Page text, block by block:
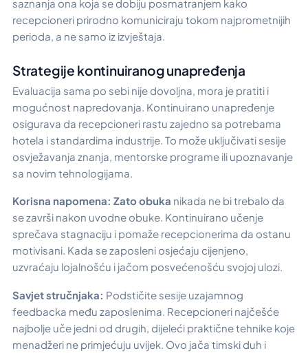
saznanja ona koja se dobiju posmatranjem kako
recepcioneri prirodno komuniciraju tokom najprometnijih
perioda, a ne samo iz izvještaja.
Strategije kontinuiranog unapređenja
Evaluacija sama po sebi nije dovoljna, mora je pratiti i
mogućnost napredovanja. Kontinuirano unapređenje
osigurava da recepcioneri rastu zajedno sa potrebama
hotela i standardima industrije. To može uključivati sesije
osvježavanja znanja, mentorske programe ili upoznavanje
sa novim tehnologijama.
Korisna napomena: Zato obuka nikada ne bi trebalo da
se završi nakon uvodne obuke. Kontinuirano učenje
sprečava stagnaciju i pomaže recepcionerima da ostanu
motivisani. Kada se zaposleni osjećaju cijenjeno,
uzvraćaju lojalnošću i jačom posvećenošću svojoj ulozi.
Savjet stručnjaka: Podstičite sesije uzajamnog
feedbacka među zaposlenima. Recepcioneri najčešće
najbolje uče jedni od drugih, dijeleći praktične tehnike koje
menadžeri ne primjećuju uvijek. Ovo jača timski duh i